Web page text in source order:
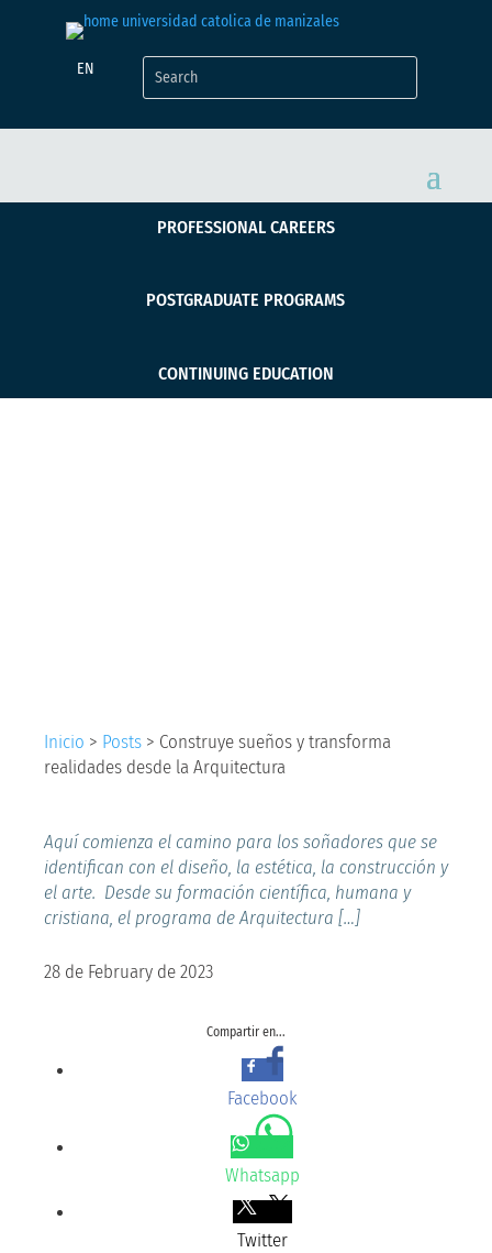
EN
PROFESSIONAL CAREERS
POSTGRADUATE PROGRAMS
CONTINUING EDUCATION
Inicio > Posts > Construye sueños y transforma
realidades desde la Arquitectura
Aquí comienza el camino para los soñadores que se
identifican con el diseño, la estética, la construcción y
el arte. Desde su formación científica, humana y
cristiana, el programa de Arquitectura […]
28 de February de 2023
Compartir en...
Facebook
Whatsapp
Twitter